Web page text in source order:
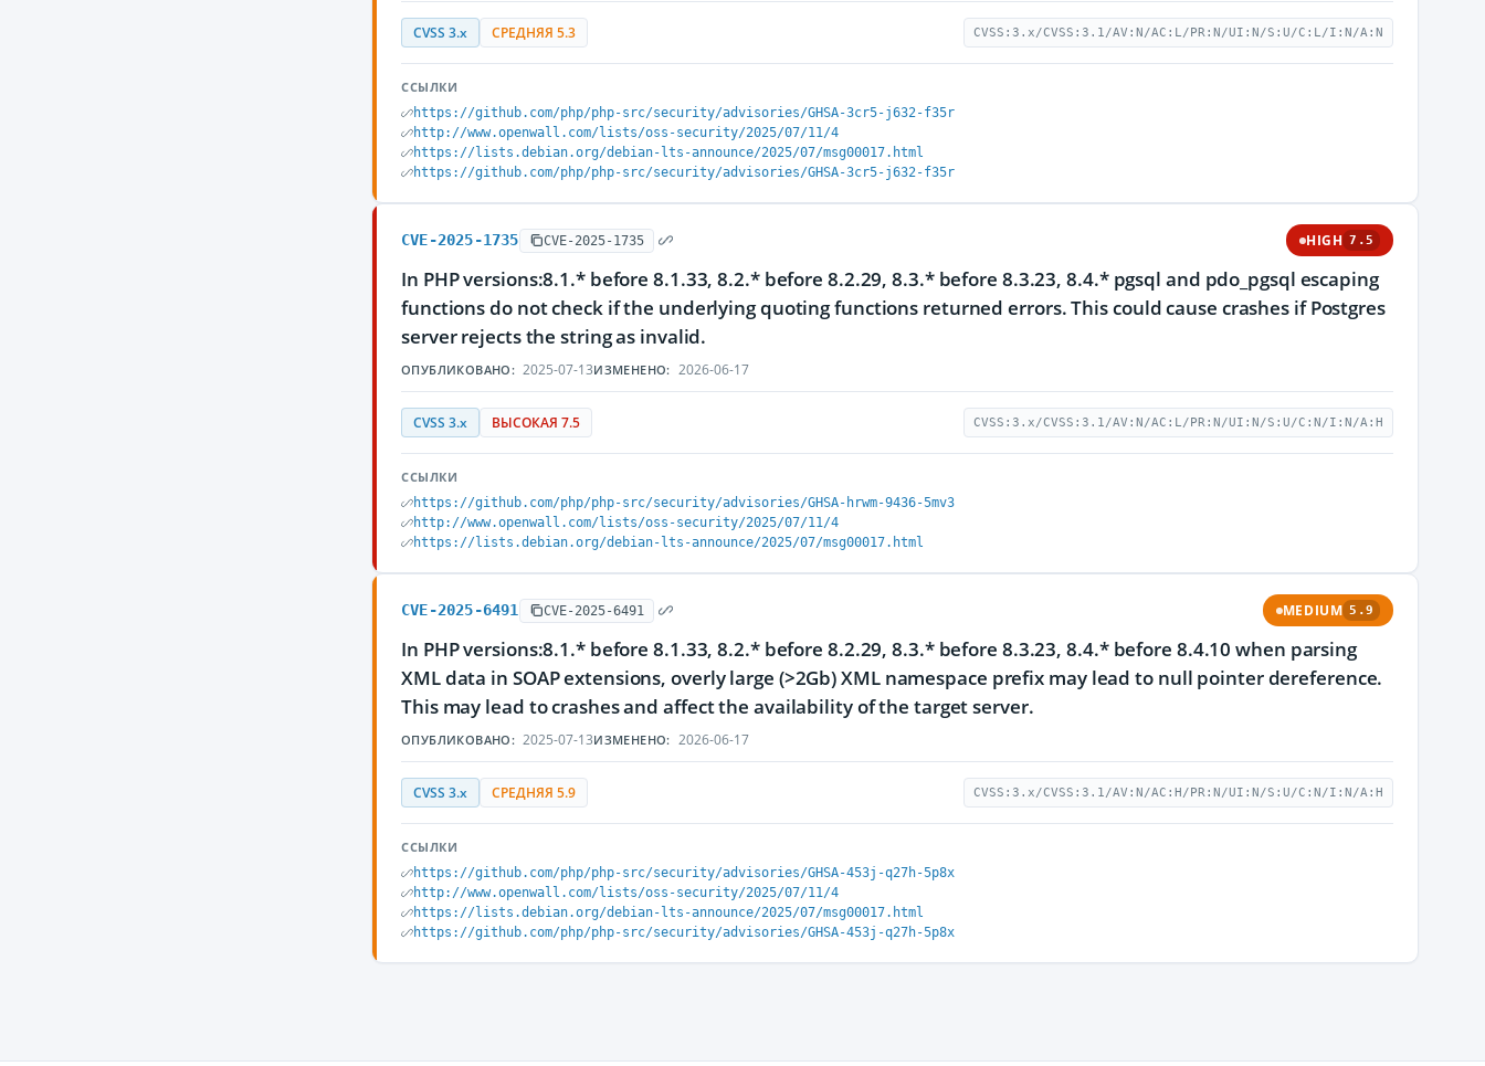
CVSS 3.x СРЕДНЯЯ 5.3 CVSS:3.x/CVSS:3.1/AV:N/AC:L/PR:N/UI:N/S:U/C:L/I:N/A:N
ССЫЛКИ
https://github.com/php/php-src/security/advisories/GHSA-3cr5-j632-f35r
http://www.openwall.com/lists/oss-security/2025/07/11/4
https://lists.debian.org/debian-lts-announce/2025/07/msg00017.html
https://github.com/php/php-src/security/advisories/GHSA-3cr5-j632-f35r
CVE-2025-1735 CVE-2025-1735 HIGH 7.5
In PHP versions:8.1.* before 8.1.33, 8.2.* before 8.2.29, 8.3.* before 8.3.23, 8.4.* pgsql and pdo_pgsql escaping
functions do not check if the underlying quoting functions returned errors. This could cause crashes if Postgres
server rejects the string as invalid.
ОПУБЛИКОВАНО: 2025-07-13ИЗМЕНЕНО: 2026-06-17
CVSS 3.x ВЫСОКАЯ 7.5 CVSS:3.x/CVSS:3.1/AV:N/AC:L/PR:N/UI:N/S:U/C:N/I:N/A:H
ССЫЛКИ
https://github.com/php/php-src/security/advisories/GHSA-hrwm-9436-5mv3
http://www.openwall.com/lists/oss-security/2025/07/11/4
https://lists.debian.org/debian-lts-announce/2025/07/msg00017.html
CVE-2025-6491 CVE-2025-6491 MEDIUM 5.9
In PHP versions:8.1.* before 8.1.33, 8.2.* before 8.2.29, 8.3.* before 8.3.23, 8.4.* before 8.4.10 when parsing
XML data in SOAP extensions, overly large (>2Gb) XML namespace prefix may lead to null pointer dereference.
This may lead to crashes and affect the availability of the target server.
ОПУБЛИКОВАНО: 2025-07-13ИЗМЕНЕНО: 2026-06-17
CVSS 3.x СРЕДНЯЯ 5.9 CVSS:3.x/CVSS:3.1/AV:N/AC:H/PR:N/UI:N/S:U/C:N/I:N/A:H
ССЫЛКИ
https://github.com/php/php-src/security/advisories/GHSA-453j-q27h-5p8x
http://www.openwall.com/lists/oss-security/2025/07/11/4
https://lists.debian.org/debian-lts-announce/2025/07/msg00017.html
https://github.com/php/php-src/security/advisories/GHSA-453j-q27h-5p8x